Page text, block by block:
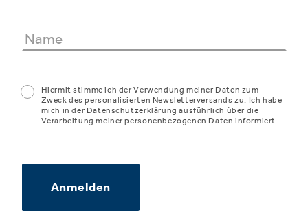
Hiermit stimme ich der Verwendung meiner Daten zum
Zweck des personalisierten Newsletterversands zu. Ich habe
mich in der Datenschutzerklärung ausführlich über die
Verarbeitung meiner personenbezogenen Daten informiert.
Anmelden